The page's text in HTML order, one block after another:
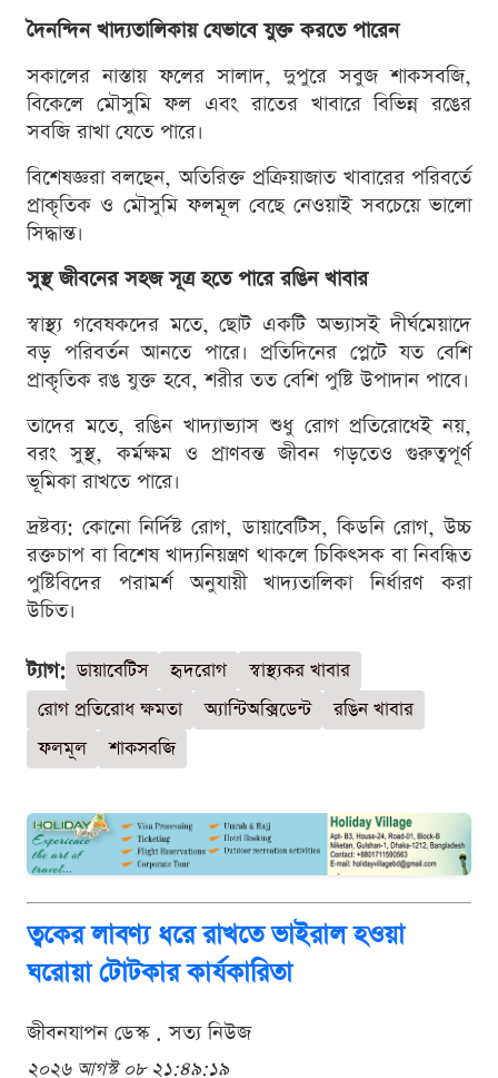
দৈনন্দিন খাদ্যতালিকায় যেভাবে যুক্ত করতে পারেন
সকালের নাস্তায় ফলের সালাদ, দুপুরে সবুজ শাকসবজি,
বিকেলে মৌসুমি ফল এবং রাতের খাবারে বিভিন্ন রঙের
সবজি রাখা যেতে পারে।
বিশেষজ্ঞরা বলছেন, অতিরিক্ত প্রক্রিয়াজাত খাবারের পরিবর্তে
প্রাকৃতিক ও মৌসুমি ফলমূল বেছে নেওয়াই সবচেয়ে ভালো
সিদ্ধান্ত।
সুস্থ জীবনের সহজ সূত্র হতে পারে রঙিন খাবার
স্বাস্থ্য গবেষকদের মতে, ছোট একটি অভ্যাসই দীর্ঘমেয়াদে
বড় পরিবর্তন আনতে পারে। প্রতিদিনের প্লেটে যত বেশি
প্রাকৃতিক রঙ যুক্ত হবে, শরীর তত বেশি পুষ্টি উপাদান পাবে।
তাদের মতে, রঙিন খাদ্যাভ্যাস শুধু রোগ প্রতিরোধেই নয়,
বরং সুস্থ, কর্মক্ষম ও প্রাণবন্ত জীবন গড়তেও গুরুত্বপূর্ণ
ভূমিকা রাখতে পারে।
দ্রষ্টব্য: কোনো নির্দিষ্ট রোগ, ডায়াবেটিস, কিডনি রোগ, উচ্চ
রক্তচাপ বা বিশেষ খাদ্যনিয়ন্ত্রণ থাকলে চিকিৎসক বা নিবন্ধিত
পুষ্টিবিদের পরামর্শ অনুযায়ী খাদ্যতালিকা নির্ধারণ করা
উচিত।
ট্যাগ: ডায়াবেটিস হৃদরোগ
স্বাস্থ্যকর খাবার
রোগ প্রতিরোধ ক্ষমতা
অ্যান্টিঅক্সিডেন্ট
রঙিন খাবার
ফলমূল
শাকসবজি
ত্বকের লাবণ্য ধরে রাখতে ভাইরাল হওয়া
ঘরোয়া টোটকার কার্যকারিতা
জীবনযাপন ডেস্ক . সত্য নিউজ
২০২৬ আগস্ট ০৮ ২১:৪৯:১৯